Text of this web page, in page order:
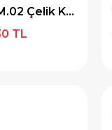
Ferrucci FER.03757M.02 Çelik Kordon Kadın Kol Saati
TL